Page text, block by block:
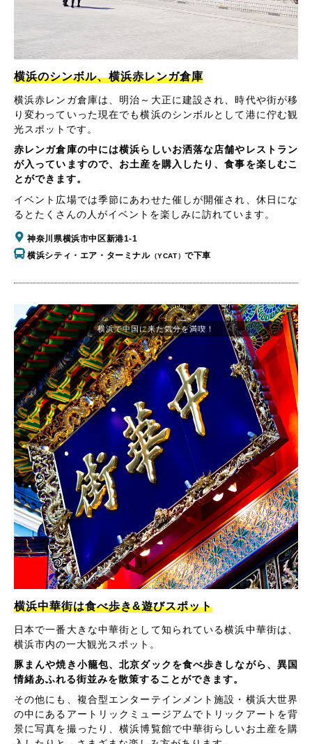
横浜のシンボル、横浜赤レンガ倉庫
横浜赤レンガ倉庫は、明治～大正に建設され、時代や街が移
り変わっていった現在でも横浜のシンボルとして港に佇む観
光スポットです。
赤レンガ倉庫の中には横浜らしいお洒落な店舗やレストラン
が入っていますので、お土産を購入したり、食事を楽しむこ
とができます。
イベント広場では季節にあわせた催しが開催され、休日にな
るとたくさんの人がイベントを楽しみに訪れています。
神奈川県横浜市中区新港1-1
横浜シティ・エア・ターミナル（YCAT）で下車
横浜中華街は食べ歩き&遊びスポット
日本で一番大きな中華街として知られている横浜中華街は、
横浜市内の一大観光スポット。
豚まんや焼き小籠包、北京ダックを食べ歩きしながら、異国
情緒あふれる街並みを散策することができます。
その他にも、複合型エンターテインメント施設・横浜大世界
の中にあるアートリックミュージアムでトリックアートを背
景に写真を撮ったり、横浜博覧館で中華街らしいお土産を購
横浜で中国に来た気分を満喫！